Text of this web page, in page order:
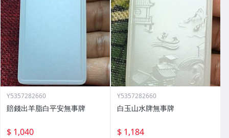
Y5357282660
賠錢出羊脂白平安無事牌
$ 1,040
Y5357282660
白玉山水牌無事牌
$ 1,184